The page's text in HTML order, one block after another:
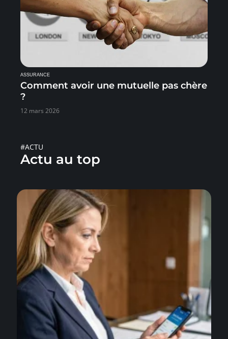
ASSURANCE
Comment avoir une mutuelle pas chère
?
12 mars 2026
#ACTU
Actu au top